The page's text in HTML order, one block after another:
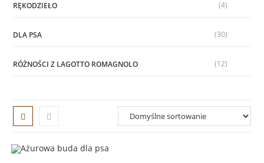
RĘKODZIEŁO (4)
DLA PSA (30)
RÓŻNOŚCI Z LAGOTTO ROMAGNOLO (12)